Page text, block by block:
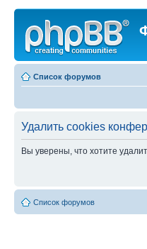
Список форумов
Удалить cookies
Вы уверены, что хотите
Список форумов